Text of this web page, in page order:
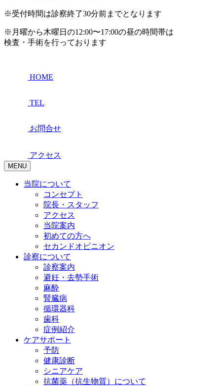
※受付時間は診察終了30分前までとなります
※月曜から木曜日の12:00〜17:00の昼の時間帯は
検査・手術を行っております
HOME
TEL
お問合せ
アクセス
MENU
当院について
コンセプト
院長・スタッフ
アクセス
当院案内
初めての方へ
セカンドオピニオン
診察について
診察案内
避妊・去勢手術
麻酔
腎臓病
循環器科
歯科
症例紹介
ケアサポート
予防
健康診断
シニアケア
抗菌薬（抗生物質）について